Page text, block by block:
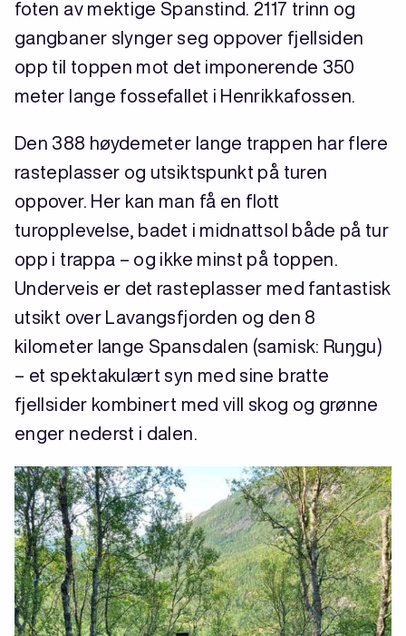
foten av mektige Spanstind. 2117 trinn og
gangbaner slynger seg oppover fjellsiden
opp til toppen mot det imponerende 350
meter lange fossefallet i Henrikkafossen.
Den 388 høydemeter lange trappen har flere
rasteplasser og utsiktspunkt på turen
oppover. Her kan man få en flott
turopplevelse, badet i midnattsol både på tur
opp i trappa – og ikke minst på toppen.
Underveis er det rasteplasser med fantastisk
utsikt over Lavangsfjorden og den 8
kilometer lange Spansdalen (samisk: Ruŋgu)
– et spektakulært syn med sine bratte
fjellsider kombinert med vill skog og grønne
enger nederst i dalen.